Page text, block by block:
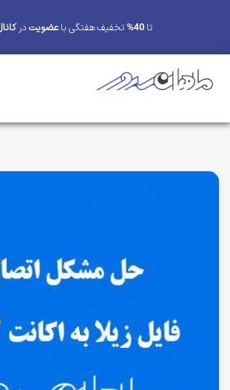
تا 40% تخفیف هفتگی باعضویت در